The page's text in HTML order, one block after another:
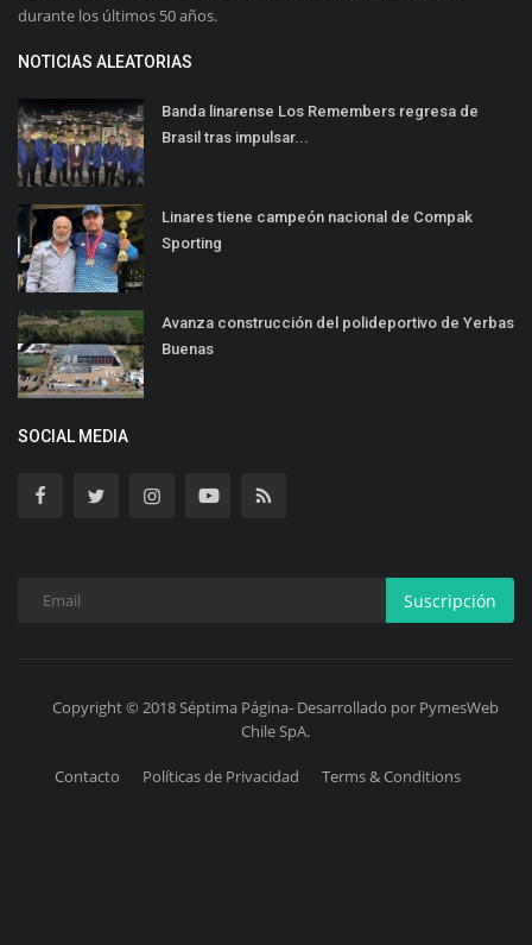
durante los últimos 50 años.
NOTICIAS ALEATORIAS
Banda linarense Los Remembers regresa de
Brasil tras impulsar...
Linares tiene campeón nacional de Compak
Sporting
Avanza construcción del polideportivo de Yerbas
Buenas
SOCIAL MEDIA
Suscripción
Copyright © 2018 Séptima Página- Desarrollado por PymesWeb
Chile SpA.
Contacto Políticas de Privacidad Terms & Conditions